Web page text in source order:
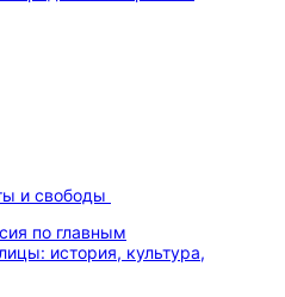
и свободы
по главным
история, культура,